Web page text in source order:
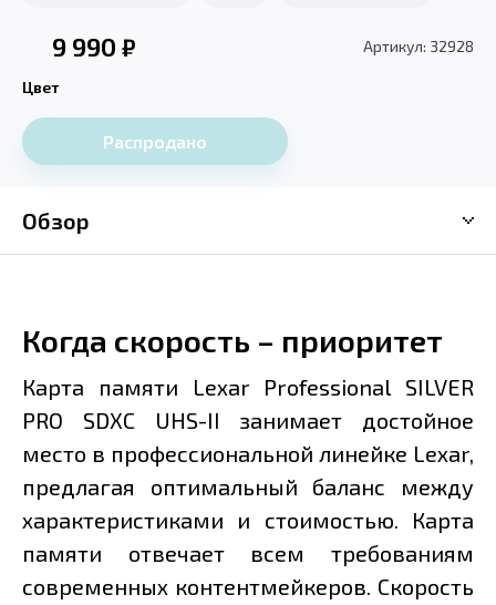
9 990 ₽ Артикул: 32928
Цвет
Распродано
Обзор
Когда скорость – приоритет
Карта памяти Lexar Professional SILVER
PRO SDXC UHS-II занимает достойное
место в профессиональной линейке Lexar,
предлагая оптимальный баланс между
характеристиками и стоимостью. Карта
памяти отвечает всем требованиям
современных контентмейкеров. Скорость